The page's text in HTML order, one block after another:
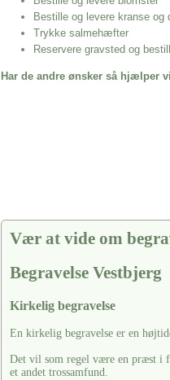
Bestille og levere kranse og
Trykke salmehæfter
Reservere gravsted og
Har de andre ønsker så hjælper
Vær at vide om
Begravelse Vestbjerg
Kirkelig begravelse
En kirkelig begravelse er en
Det vil som regel være en præst i
et andet trossamfund.